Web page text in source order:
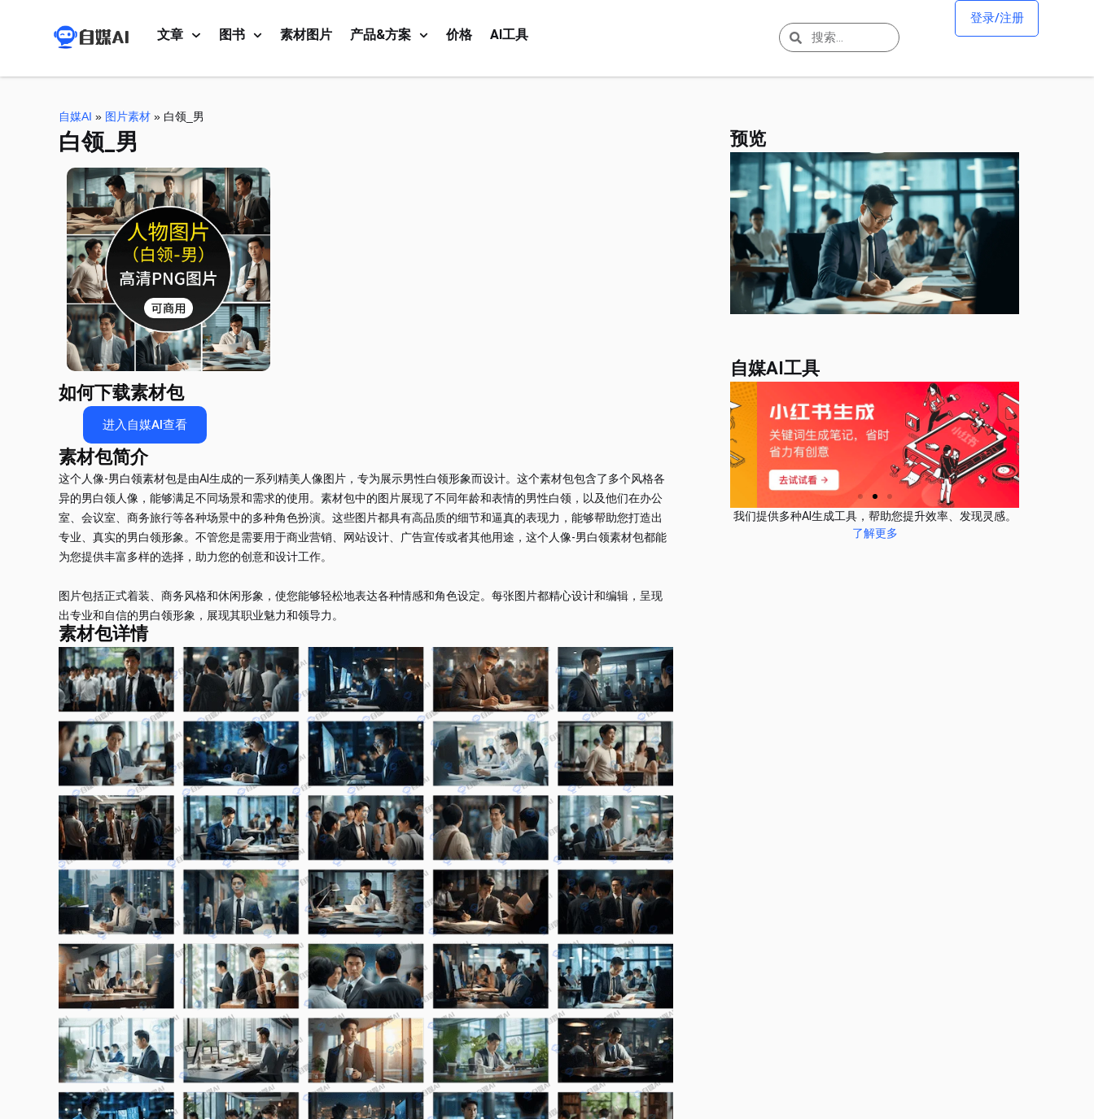
文章 图书 素材图片 产品&方案 价格 AI工具
登录/注册
自媒AI » 图片素材 » 白领_男
白领_男
如何下载素材包
进入自媒AI查看
素材包简介
这个人像-男白领素材包是由AI生成的一系列精美人像图片，专为展示男性白领形象而设计。这个素材包包含了多个风格各
异的男白领人像，能够满足不同场景和需求的使用。素材包中的图片展现了不同年龄和表情的男性白领，以及他们在办公
室、会议室、商务旅行等各种场景中的多种角色扮演。这些图片都具有高品质的细节和逼真的表现力，能够帮助您打造出
专业、真实的男白领形象。不管您是需要用于商业营销、网站设计、广告宣传或者其他用途，这个人像-男白领素材包都能
为您提供丰富多样的选择，助力您的创意和设计工作。
图片包括正式着装、商务风格和休闲形象，使您能够轻松地表达各种情感和角色设定。每张图片都精心设计和编辑，呈现
出专业和自信的男白领形象，展现其职业魅力和领导力。
素材包详情
预览
自媒AI工具
我们提供多种AI生成工具，帮助您提升效率、发现灵感。
了解更多